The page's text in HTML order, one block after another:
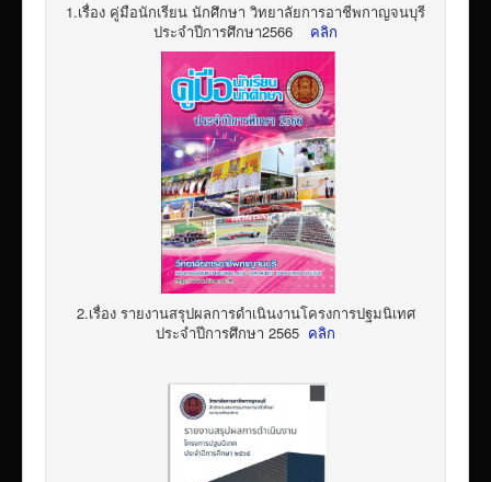
1.เรื่อง คู่มือนักเรียน นักศึกษา วิทยาลัยการอาชีพกาญจนบุรี
ประจำปีการศึกษา2566
คลิก
2.เรื่อง รายงานสรุปผลการดำเนินงานโครงการปฐมนิเทศ
ประจำปีการศึกษา 2565 คลิก